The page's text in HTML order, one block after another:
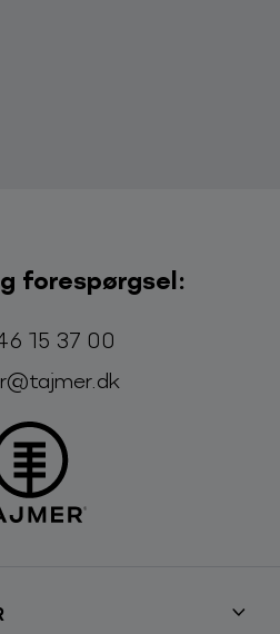
forespørgsel:
Telefon:
15 37 00
E-mail: